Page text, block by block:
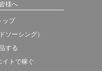
様へ
ップ
ソーシング）
する
イトで稼ぐ